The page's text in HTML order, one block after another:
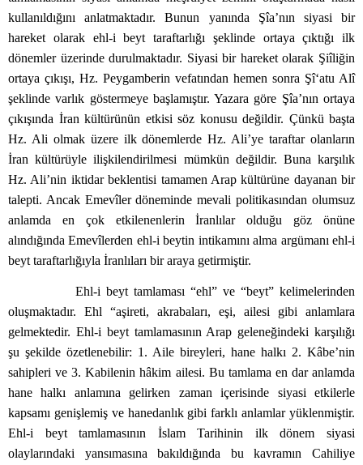
kullanıldığını anlatmaktadır. Bunun yanında Şîa’nın siyasi bir
hareket olarak ehl-i beyt taraftarlığı şeklinde ortaya çıktığı ilk
dönemler üzerinde durulmaktadır. Siyasi bir hareket olarak Şiîliğin
ortaya çıkışı, Hz. Peygamberin vefatından hemen sonra Şî‘atu Alî
şeklinde varlık göstermeye başlamıştır. Yazara göre Şîa’nın ortaya
çıkışında İran kültürünün etkisi söz konusu değildir. Çünkü başta
Hz. Ali olmak üzere ilk dönemlerde Hz. Ali’ye taraftar olanların
İran kültürüyle ilişkilendirilmesi mümkün değildir. Buna karşılık
Hz. Ali’nin iktidar beklentisi tamamen Arap kültürüne dayanan bir
talepti. Ancak Emevîler döneminde mevali politikasından olumsuz
anlamda en çok etkilenenlerin İranlılar olduğu göz önüne
alındığında Emevîlerden ehl-i beytin intikamını alma argümanı ehl-i
beyt taraftarlığıyla İranlıları bir araya getirmiştir.
Ehl-i beyt tamlaması “ehl” ve “beyt” kelimelerinden
oluşmaktadır. Ehl “aşireti, akrabaları, eşi, ailesi gibi anlamlara
gelmektedir. Ehl-i beyt tamlamasının Arap geleneğindeki karşılığı
şu şekilde özetlenebilir: 1. Aile bireyleri, hane halkı 2. Kâbe’nin
sahipleri ve 3. Kabilenin hâkim ailesi. Bu tamlama en dar anlamda
hane halkı anlamına gelirken zaman içerisinde siyasi etkilerle
kapsamı genişlemiş ve hanedanlık gibi farklı anlamlar yüklenmiştir.
Ehl-i beyt tamlamasının İslam Tarihinin ilk dönem siyasi
olaylarındaki yansımasına bakıldığında bu kavramın Cahiliye